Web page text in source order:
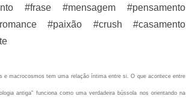
#frase #mensagem #pensamento
#paixão #crush #casamento
e macrocosmos tem uma relação íntima entre si. O que acontece entre
antiga" funciona como uma verdadeira bússola nos orientando na